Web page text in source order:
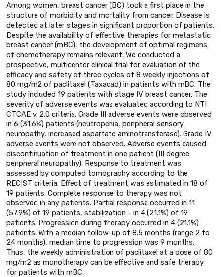
Among women, breast cancer (BC) took a first place in the
structure of morbidity and mortality from cancer. Disease is
detected at later stages in significant proportion of patients.
Despite the availability of effective therapies for metastatic
breast cancer (mBC), the development of optimal regimens
of chemotherapy remains relevant. We conducted a
prospective, multicenter clinical trial for evaluation of the
efficacy and safety of three cycles of 8 weekly injections of
80 mg/m2 of paclitaxel (Taxacad) in patients with mBC. The
study included 19 patients with stage IV breast cancer. The
severity of adverse events was evaluated according to NTI
CTCAE v. 2.0 criteria. Grade III adverse events were observed
in 6 (31.6%) patients (neutropenia, peripheral sensory
neuropathy, increased aspartate aminotransferase). Grade IV
adverse events were not observed. Adverse events caused
discontinuation of treatment in one patient (III degree
peripheral neuropathy). Response to treatment was
assessed by computed tomography according to the
RECIST criteria. Effect of treatment was estimated in 18 of
19 patients. Complete response to therapy was not
observed in any patients. Partial response occurred in 11
(57.9%) of 19 patients, stabilization - in 4 (21.1%) of 19
patients. Progression during therapy occurred in 4 (21.1%)
patients. With a median follow-up of 8.5 months (range 2 to
24 months), median time to progression was 9 months.
Thus, the weekly administration of paclitaxel at a dose of 80
mg/m2 as monotherapy can be effective and safe therapy
for patients with mBC.